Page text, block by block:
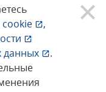
cookie
,
данных
.
Все права